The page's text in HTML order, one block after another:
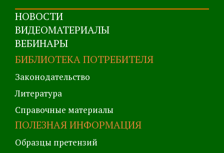
НОВОСТИ
ВИДЕОМАТЕРИАЛЫ
ВЕБИНАРЫ
БИБЛИОТЕКА ПОТРЕБИТЕЛЯ
Законодательство
Литература
Справочные материалы
ПОЛЕЗНАЯ ИНФОРМАЦИЯ
Образцы претензий